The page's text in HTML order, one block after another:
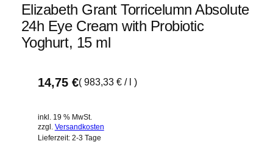
Elizabeth Grant Torricelumn Absolute
24h Eye Cream with Probiotic
Yoghurt, 15 ml
14,75 €( 983,33 €/ )
inkl. 19 % MwSt.
zzgl. Versandkosten
Lieferzeit: 2-3 Tage